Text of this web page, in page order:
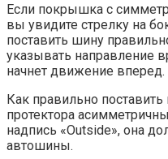
Если покрышка с
вы увидите стрелку на
поставить шину
указывать направление
начнет движение вперед.
Как правильно поставить
протектора
надпись «Outside», она
автошины.